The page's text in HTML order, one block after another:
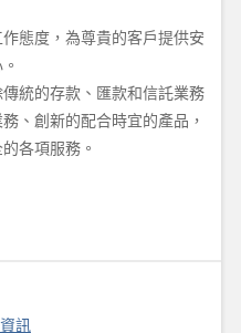
態度，為尊貴的客戶提供安
統的存款、匯款和信託業務
、創新的配合時宜的產品，
各項服務。
訊